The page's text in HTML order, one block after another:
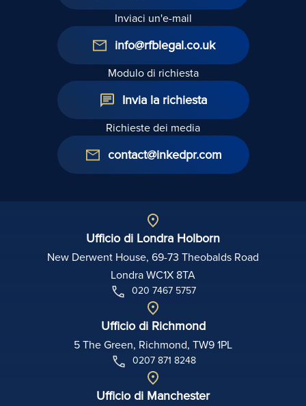
Inviaci un'e-mail
info@rfblegal.co.uk
Modulo di richiesta
Invia la richiesta
Richieste dei media
contact@inkedpr.com
Ufficio di Londra Holborn
New Derwent House, 69-73 Theobalds Road
Londra WC1X 8TA
020 7467 5757
Ufficio di Richmond
5 The Green, Richmond, TW9 1PL
0207 871 8248
Ufficio di Manchester